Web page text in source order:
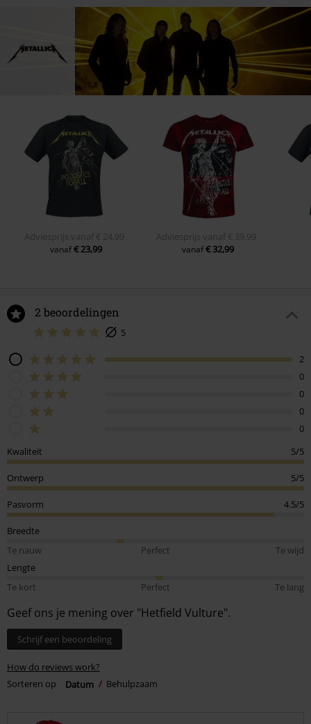
Adviesprijs vanaf € 24,99
vanaf€ 23,99
Adviesprijs vanaf € 39,99
vanaf€ 32,99
2 beoordelingen
5
2
0
0
0
0
Kwaliteit
5/5
Ontwerp 5/5
Pasvorm 4.5/5
Breedte
Te nauw
Perfect
Te wijd
Lengte
Te kort
Perfect Te lang
Geef ons je mening over "Hetfield Vulture".
Schrijf een beoordeling
How do reviews work?
Sorteren op
Datum Behulpzaam